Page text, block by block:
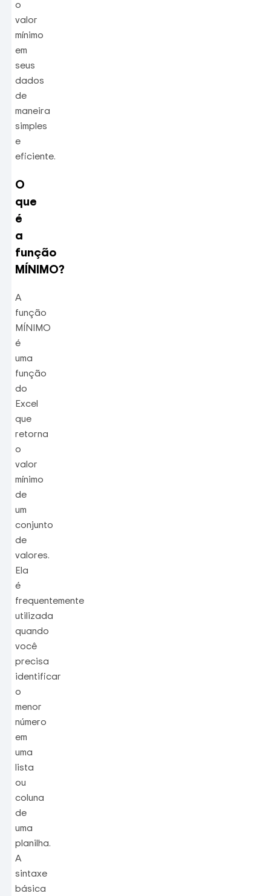
o
valor
mínimo
em
seus
dados
de
maneira
simples
e
eficiente.
O
que
é
a
função
MÍNIMO?
A
função
MÍNIMO
é
uma
função
do
Excel
que
retorna
o
valor
mínimo
de
um
conjunto
de
valores.
Ela
é
frequentemente
utilizada
quando
você
precisa
identificar
o
menor
número
em
uma
lista
ou
coluna
de
uma
planilha.
A
sintaxe
básica